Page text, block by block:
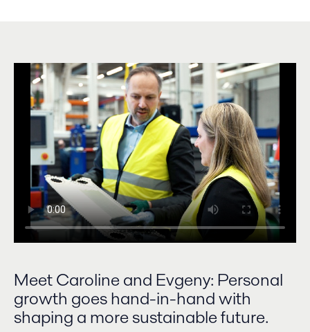
Meet Caroline and Evgeny: Personal
growth goes hand-in-hand with
shaping a more sustainable future.